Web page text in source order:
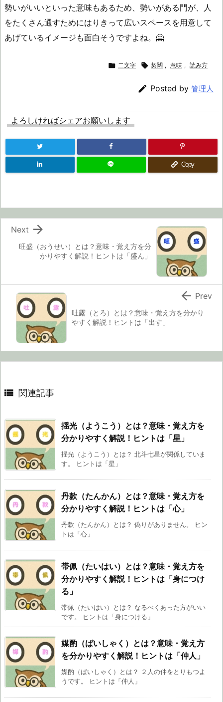
勢いがいいといった意味もあるため、勢いがある門が、人
をたくさん通すためにはりきって広いスペースを用意して
あげているイメージも面白そうですよね。🤗
 二文字  契闊 , 意味 , 読み方
 Posted by 管理人
よろしければシェアお願いします
Copy
旺盛（おうせい）とは？意味・覚え方を分
かりやすく解説！ヒントは「盛ん」

Next
吐露（とろ）とは？意味・覚え方を分かり
やすく解説！ヒントは「出す」
 Prev
 関連記事
揺光（ようこう）とは？意味・覚え方を
分かりやすく解説！ヒントは「星」
揺光（ようこう）とは？ 北斗七星が関係していま
す。 ヒントは「星」
丹款（たんかん）とは？意味・覚え方を
分かりやすく解説！ヒントは「心」
丹款（たんかん）とは？ 偽りがありません。 ヒン
トは「心」
帯佩（たいはい）とは？意味・覚え方を
分かりやすく解説！ヒントは「身につけ
る」
帯佩（たいはい）とは？ なるべくあった方がいい
です。 ヒントは「身につける」
媒酌（ばいしゃく）とは？意味・覚え方
を分かりやすく解説！ヒントは「仲人」
媒酌（ばいしゃく）とは？ ２人の仲をとりもつよ
うです。 ヒントは「仲人」